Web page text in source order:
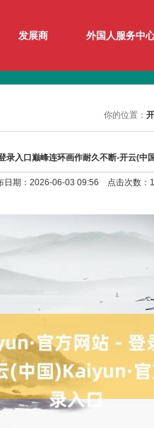
发展商 外国人服务中
你的位置：
录入口巅峰连环画作耐久不断-开云(中
日期：2026-06-03 09:56 点击次数：